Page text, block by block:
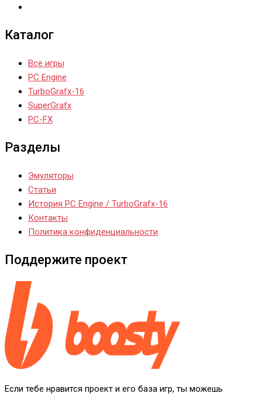
Каталог
Все игры
PC Engine
TurboGrafx-16
SuperGrafx
PC-FX
Разделы
Эмуляторы
Статьи
История PC Engine / TurboGrafx-16
Контакты
Политика конфиденциальности
Поддержите проект
Если тебе нравится проект и его база игр, ты можешь